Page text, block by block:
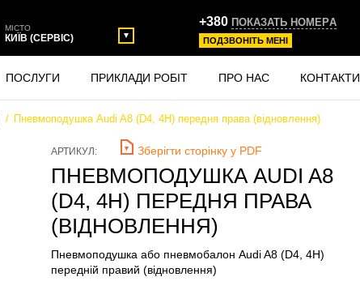
МІСТО
КИЇВ (СЕРВІС)
+380 ПОКАЗАТЬ НОМЕРA
ПОДЗВОНIТЬ МЕНI
ПОСЛУГИ ПРИКЛАДИ РОБІТ ПРО НАС КОНТАКТИ
Пневмоподушка Audi A8 (D4, 4H) передня права (відновлення)
АРТИКУЛ: Зберігти сторінку у PDF
ПНЕВМОПОДУШКА AUDI A8
(D4, 4H) ПЕРЕДНЯ ПРАВА
(ВІДНОВЛЕННЯ)
Пневмоподушка або пневмобалон Audi A8 (D4, 4H)
передній правий (відновлення)